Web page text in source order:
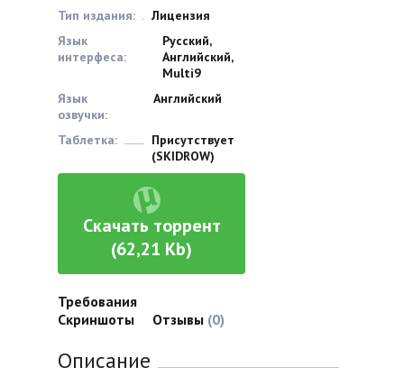
Тип издания:
Лицензия
Язык
интерфеса:
Русский,
Английский,
Multi9
Язык
озвучки:
Английский
Таблетка:
Присутствует
(SKIDROW)
Скачать торрент
(62,21 Kb)
Требования
Скриншоты
Отзывы (0)
Описание